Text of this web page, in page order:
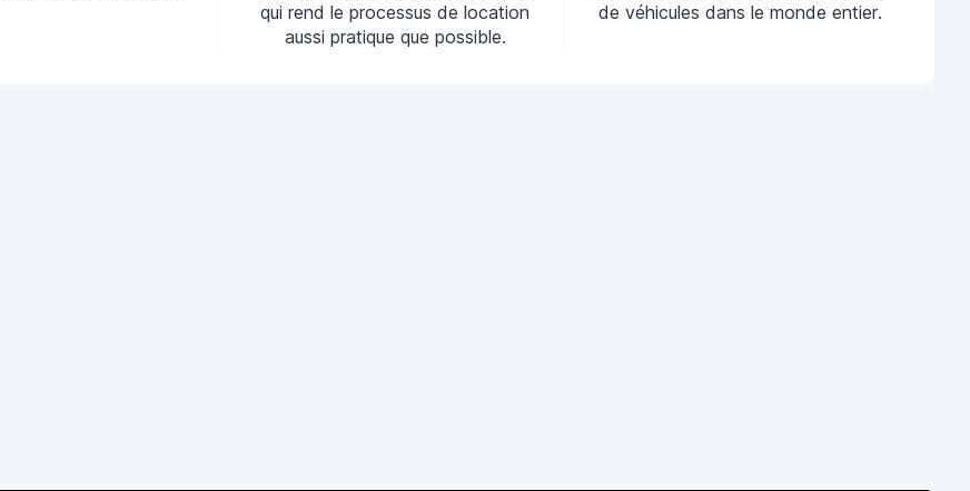
qui rend le processus de location
aussi pratique que possible.
de véhicules dans le monde entier.